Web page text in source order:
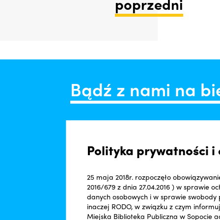
poprzedni
Bądź z nami na
Polityka prywatności
25 maja 2018r. rozpoczęło
2016/679 z dnia 27.04.2016 ) w sprawie
danych osobowych i w sprawie
inaczej RODO, w związku z czym
Miejska Biblioteka Publiczna w Sopocie